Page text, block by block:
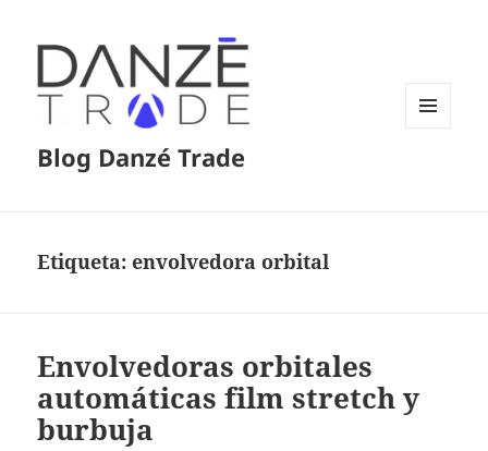
Blog Danzé Trade
Etiqueta:envolvedora orbital
Envolvedoras orbitales
automáticas film stretch y
burbuja